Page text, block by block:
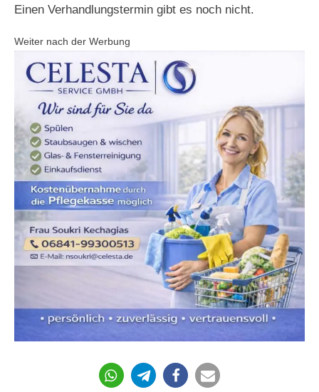
Einen Verhandlungstermin gibt es noch nicht.
Weiter nach der Werbung
404